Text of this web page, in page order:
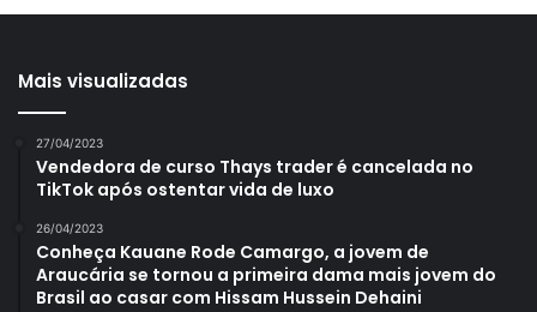
Mais visualizadas
27/04/2023
Vendedora de curso Thays trader é cancelada no
TikTok após ostentar vida de luxo
26/04/2023
Conheça Kauane Rode Camargo, a jovem de
Araucária se tornou a primeira dama mais jovem do
Brasil ao casar com Hissam Hussein Dehaini